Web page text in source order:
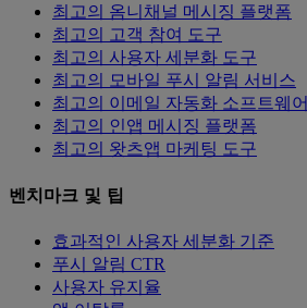
최고의 옴니채널 메시징 플랫폼
최고의 고객 참여 도구
최고의 사용자 세분화 도구
최고의 모바일 푸시 알림 서비스
최고의 이메일 자동화 소프트웨어
최고의 인앱 메시징 플랫폼
최고의 왓츠앱 마케팅 도구
벤치마크 및 팁
효과적인 사용자 세분화 기준
푸시 알림 CTR
사용자 유지율